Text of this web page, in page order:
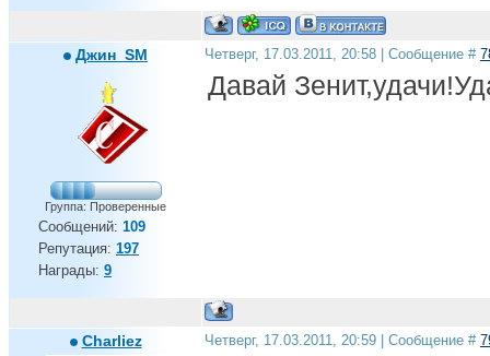
Джин_SM
Группа: Проверенные
Сообщений: 109
Репутация: 197
Награды: 9
Четверг, 17.03.2011, 20:58 | Сообщение #
Давай
Charliez Четверг, 17.03.2011, 20:59 | Сообщение #